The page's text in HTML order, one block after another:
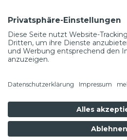
NEWSLETTER
Kontakt
Glossar